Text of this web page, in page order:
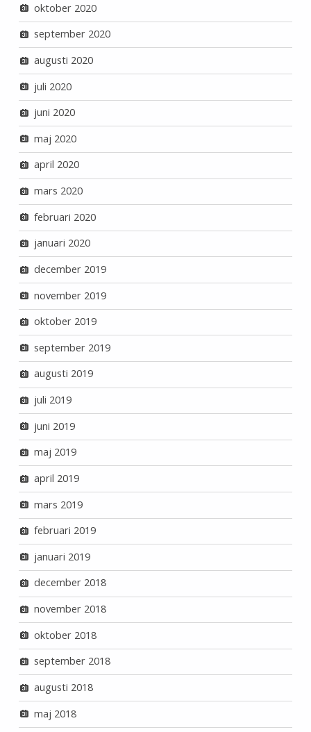
oktober 2020
september 2020
augusti 2020
juli 2020
juni 2020
maj 2020
april 2020
mars 2020
februari 2020
januari 2020
december 2019
november 2019
oktober 2019
september 2019
augusti 2019
juli 2019
juni 2019
maj 2019
april 2019
mars 2019
februari 2019
januari 2019
december 2018
november 2018
oktober 2018
september 2018
augusti 2018
maj 2018